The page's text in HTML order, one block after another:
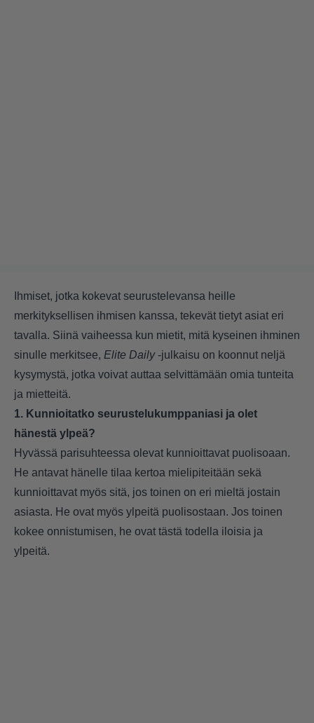
Ihmiset, jotka kokevat seurustelevansa heille
merkityksellisen ihmisen kanssa, tekevät tietyt asiat eri
tavalla. Siinä vaiheessa kun mietit, mitä kyseinen ihminen
sinulle merkitsee, Elite Daily-julkaisu on koonnut neljä
kysymystä, jotka voivat auttaa selvittämään omia tunteita
ja mietteitä.
1. Kunnioitatko seurustelukumppaniasi ja olet
hänestä ylpeä?
Hyvässä parisuhteessa olevat kunnioittavat puolisoaan.
He antavat hänelle tilaa kertoa mielipiteitään sekä
kunnioittavat myös sitä, jos toinen on eri mieltä jostain
asiasta. He ovat myös ylpeitä puolisostaan. Jos toinen
kokee onnistumisen, he ovat tästä todella iloisia ja
ylpeitä.